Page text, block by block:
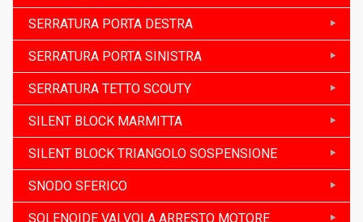
SERRATURA PORTA DESTRA
SERRATURA PORTA SINISTRA
SERRATURA TETTO SCOUTY
SILENT BLOCK MARMITTA
SILENT BLOCK TRIANGOLO SOSPENSIONE
SNODO SFERICO
SOLENOIDE VALVOLA ARRESTO MOTORE